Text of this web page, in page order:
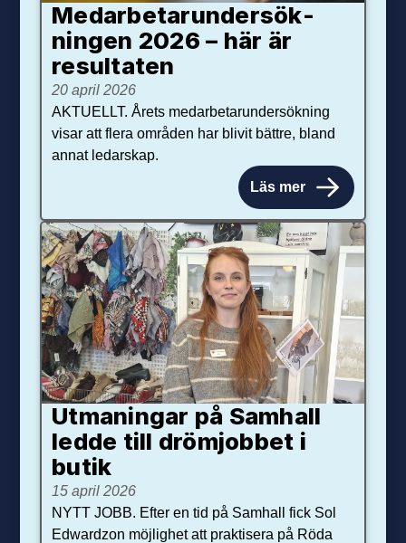
Medarbetar­under­sök­
ningen 2026 – här är
resultaten
20 april 2026
AKTUELLT. Årets medarbetarundersökning
visar att flera områden har blivit bättre, bland
annat ledarskap.
Läs mer
Utmaningar på Sam­hall
ledde till dröm­jobbet i
butik
15 april 2026
NYTT JOBB. Efter en tid på Samhall fick Sol
Edwardzon möjlighet att praktisera på Röda